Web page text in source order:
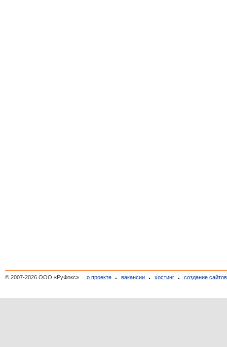
© 2007-2026 ООО «РуФокс» о проекте вакансии хостинг создание сайтов